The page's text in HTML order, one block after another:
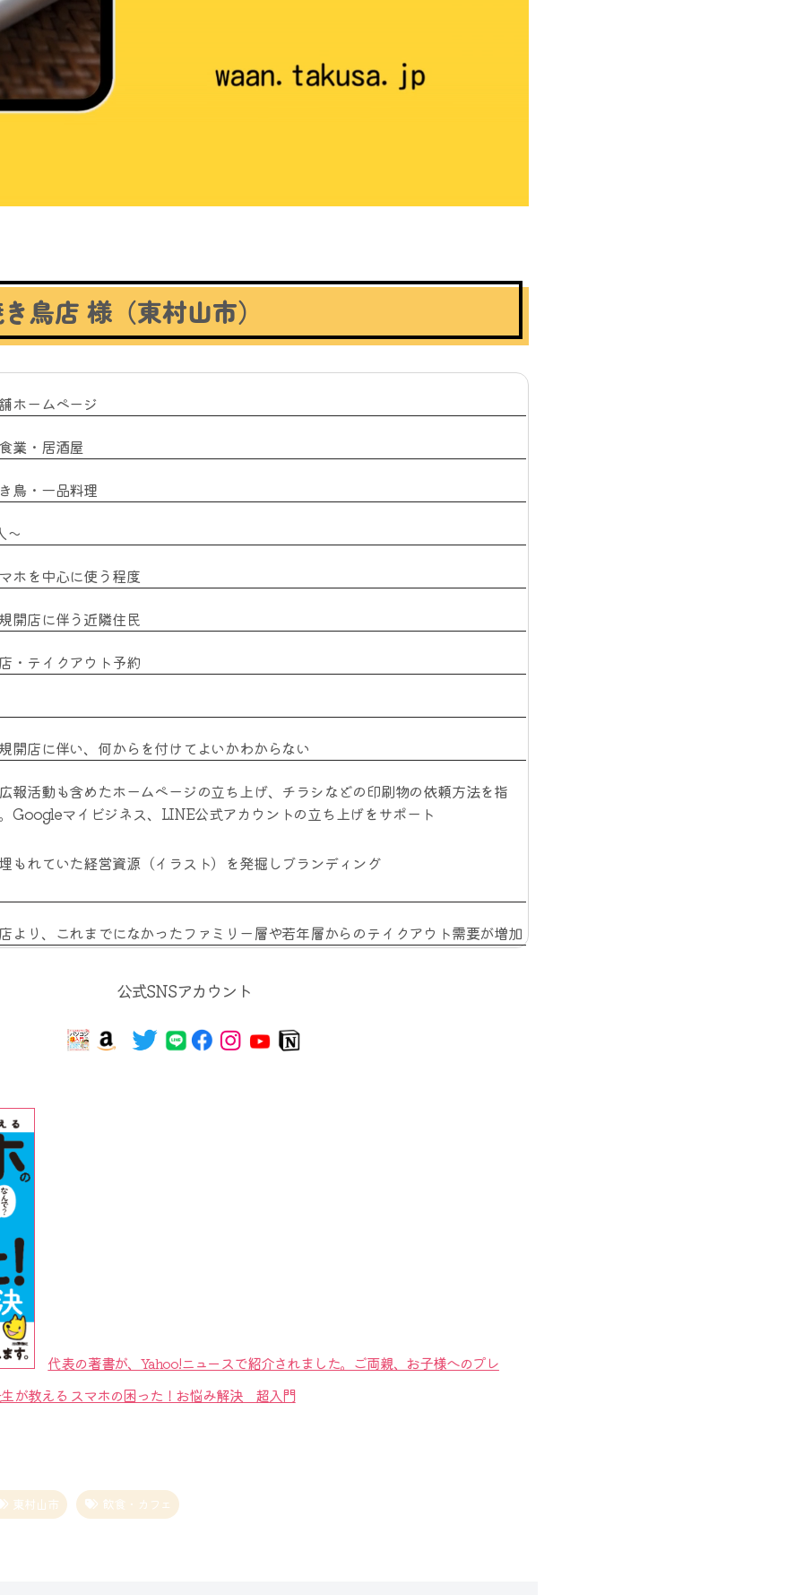
鳥店 様（東村山市）
ホームページ
業・居酒屋
鳥・一品料理
～
ホを中心に使う程度
開店に伴う近隣住民
・テイクアウト予約
開店に伴い、何からを付けてよいかわからない
広報活動も含めたホームページの立ち上げ、チラシなどの印刷物の依頼方法を指
Googleマイビジネス、LINE公式アカウントの立ち上げをサポート
埋もれていた経営資源（イラスト）を発掘しブランディング
より、これまでになかったファミリー層や若年層からのテイクアウト需要が増加
公式SNSアカウント
代表の著書が、Yahoo!ニュースで紹介されました。ご両親、お子様へのプレ
が教える スマホの困った！お悩み解決 超入門
東村山市 飲食・カフェ